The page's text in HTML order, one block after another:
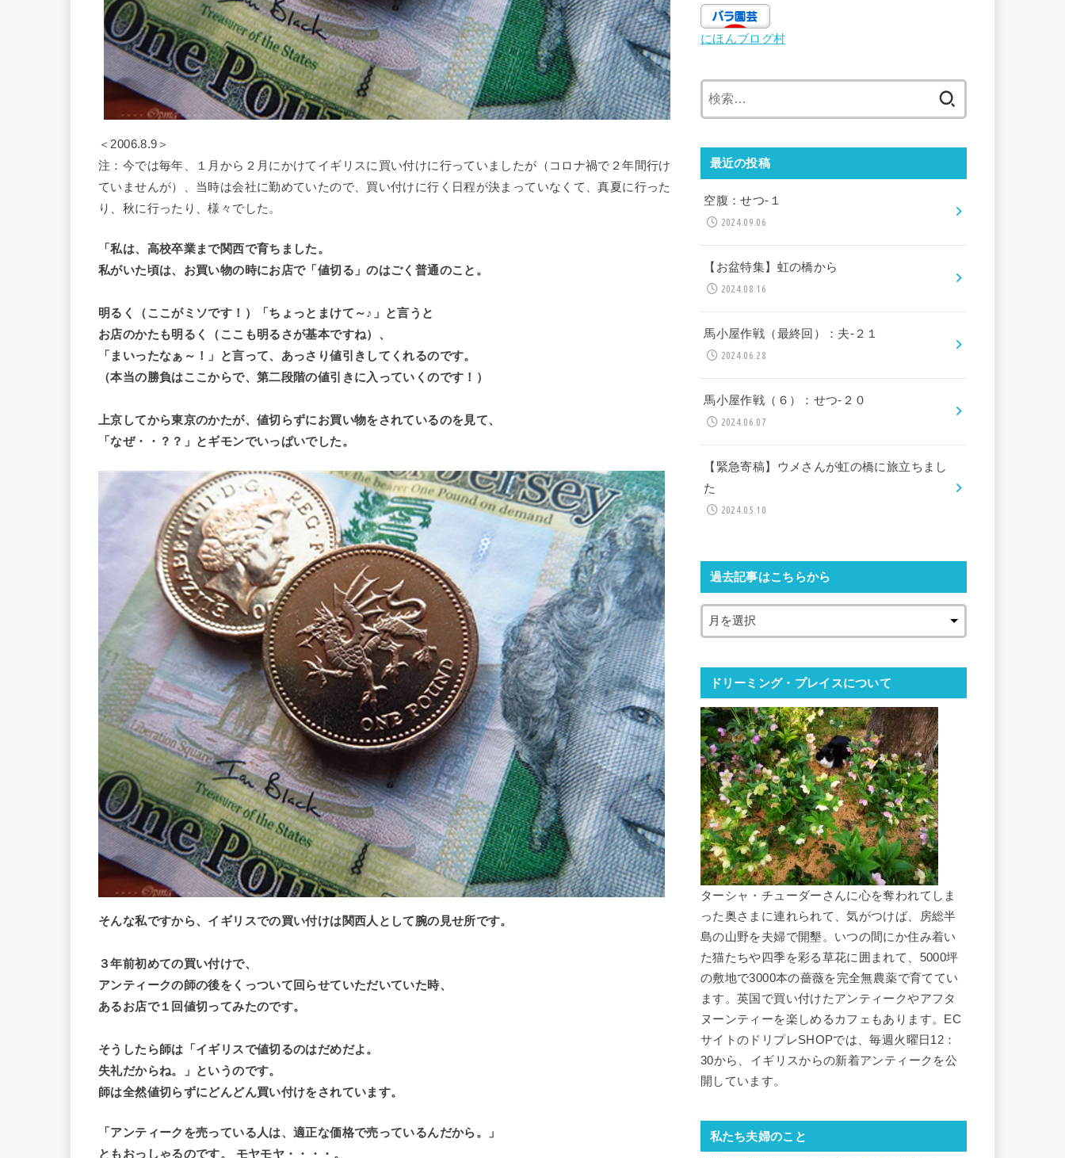
＜2006.8.9＞
注：今では毎年、１月から２月にかけてイギリスに買い付けに行っていましたが（コロナ禍で２年間行け
ていませんが）、当時は会社に勤めていたので、買い付けに行く日程が決まっていなくて、真夏に行った
り、秋に行ったり、様々でした。
「私は、高校卒業まで関西で育ちました。
私がいた頃は、お買い物の時にお店で「値切る」のはごく普通のこと。
明るく（ここがミソです！）「ちょっとまけて～♪」と言うと
お店のかたも明るく（ここも明るさが基本ですね）、
「まいったなぁ～！」と言って、あっさり値引きしてくれるのです。
（本当の勝負はここからで、第二段階の値引きに入っていくのです！）
上京してから東京のかたが、値切らずにお買い物をされているのを見て、
「なぜ・・？？」とギモンでいっぱいでした。
そんな私ですから、イギリスでの買い付けは関西人として腕の見せ所です。
３年前初めての買い付けで、
アンティークの師の後をくっついて回らせていただいていた時、
あるお店で１回値切ってみたのです。
そうしたら師は「イギリスで値切るのはだめだよ。
失礼だからね。」というのです。
師は全然値切らずにどんどん買い付けをされています。
「アンティークを売っている人は、適正な価格で売っているんだから。」
ともおっしゃるのです。 モヤモヤ・・・・。
にほんブログ村
最近の投稿
空腹：せつ-１
2024.09.06
【お盆特集】虹の橋から
2024.08.16
馬小屋作戦（最終回）：夫-２１
2024.06.28
馬小屋作戦（６）：せつ-２０
2024.06.07
【緊急寄稿】ウメさんが虹の橋に旅立ちまし
た
2024.05.10
過去記事はこちらから
ドリーミング・プレイスについて
ターシャ・チューダーさんに心を奪われてしま
った奥さまに連れられて、気がつけば、房総半
島の山野を夫婦で開墾。いつの間にか住み着い
た猫たちや四季を彩る草花に囲まれて、5000坪
の敷地で3000本の薔薇を完全無農薬で育ててい
ます。英国で買い付けたアンティークやアフタ
ヌーンティーを楽しめるカフェもあります。EC
サイトのドリプレSHOPでは、毎週火曜日12：
30から、イギリスからの新着アンティークを公
開しています。
私たち夫婦のこと